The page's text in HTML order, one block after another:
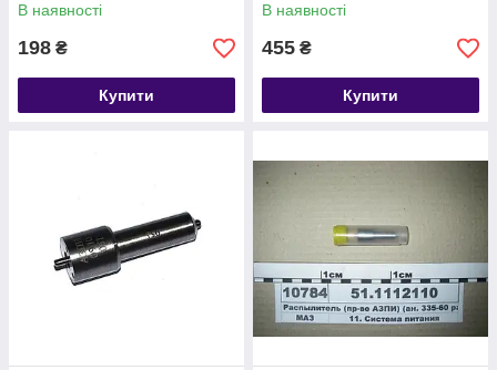
В наявності
198 ₴
Купити
В наявності
455 ₴
Купити